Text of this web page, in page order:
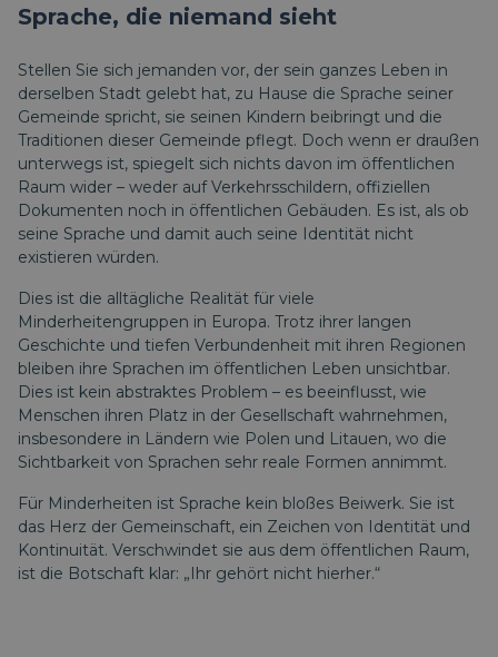
Sprache, die niemand sieht
Stellen Sie sich jemanden vor, der sein ganzes Leben in
derselben Stadt gelebt hat, zu Hause die Sprache seiner
Gemeinde spricht, sie seinen Kindern beibringt und die
Traditionen dieser Gemeinde pflegt. Doch wenn er draußen
unterwegs ist, spiegelt sich nichts davon im öffentlichen
Raum wider – weder auf Verkehrsschildern, offiziellen
Dokumenten noch in öffentlichen Gebäuden. Es ist, als ob
seine Sprache und damit auch seine Identität nicht
existieren würden.
Dies ist die alltägliche Realität für viele
Minderheitengruppen in Europa. Trotz ihrer langen
Geschichte und tiefen Verbundenheit mit ihren Regionen
bleiben ihre Sprachen im öffentlichen Leben unsichtbar.
Dies ist kein abstraktes Problem – es beeinflusst, wie
Menschen ihren Platz in der Gesellschaft wahrnehmen,
insbesondere in Ländern wie Polen und Litauen, wo die
Sichtbarkeit von Sprachen sehr reale Formen annimmt.
Für Minderheiten ist Sprache kein bloßes Beiwerk. Sie ist
das Herz der Gemeinschaft, ein Zeichen von Identität und
Kontinuität. Verschwindet sie aus dem öffentlichen Raum,
ist die Botschaft klar: „Ihr gehört nicht hierher.“